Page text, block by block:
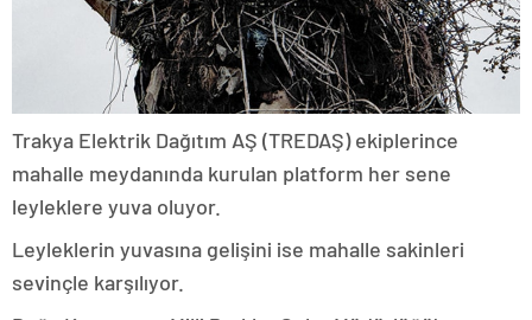
Trakya Elektrik Dağıtım AŞ (TREDAŞ) ekiplerince
mahalle meydanında kurulan platform her sene
leyleklere yuva oluyor.
Leyleklerin yuvasına gelişini ise mahalle sakinleri
sevinçle karşılıyor.